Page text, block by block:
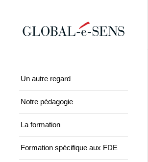
Un autre regard
Notre pédagogie
La formation
Formation spécifique aux FDE